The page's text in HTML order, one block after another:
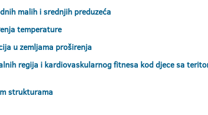
malih i srednjih preduzeća
temperature
u zemljama proširenja
regija i kardiovaskularnog fitnesa kod djece sa
strukturama